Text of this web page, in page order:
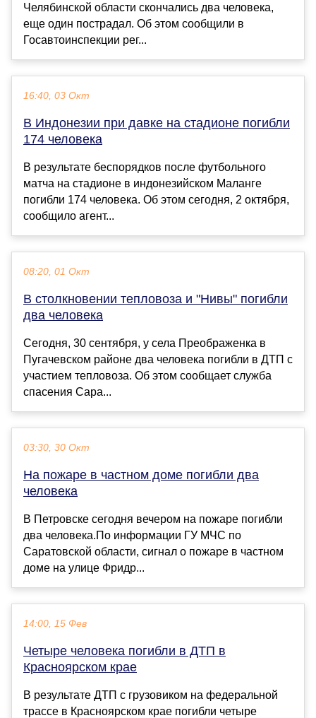
Челябинской области скончались два человека,
еще один пострадал. Об этом сообщили в
Госавтоинспекции рег...
16:40, 03 Окт
В Индонезии при давке на стадионе погибли
174 человека
В результате беспорядков после футбольного
матча на стадионе в индонезийском Маланге
погибли 174 человека. Об этом сегодня, 2 октября,
сообщило агент...
08:20, 01 Окт
В столкновении тепловоза и "Нивы" погибли
два человека
Сегодня, 30 сентября, у села Преображенка в
Пугачевском районе два человека погибли в ДТП с
участием тепловоза. Об этом сообщает служба
спасения Сара...
03:30, 30 Окт
На пожаре в частном доме погибли два
человека
В Петровске сегодня вечером на пожаре погибли
два человека.По информации ГУ МЧС по
Саратовской области, сигнал о пожаре в частном
доме на улице Фридр...
14:00, 15 Фев
Четыре человека погибли в ДТП в
Красноярском крае
В результате ДТП с грузовиком на федеральной
трассе в Красноярском крае погибли четыре